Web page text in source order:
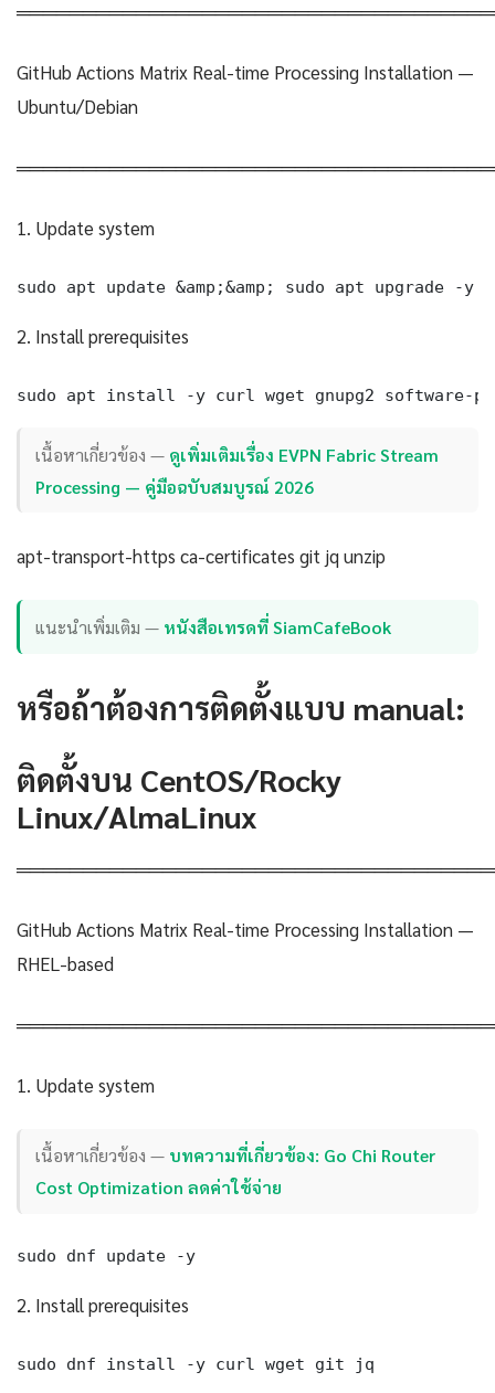
GitHub Actions Matrix Real-time Processing Installation —
Ubuntu/Debian
1. Update system
sudo apt update &amp;&amp; sudo apt upgrade -y
2. Install prerequisites
sudo apt install -y curl wget gnupg2 software-
เนื้อหาเกี่ยวข้อง — ดูเพิ่มเติมเรื่อง EVPN Fabric Stream
Processing — คู่มือฉบับสมบูรณ์ 2026
apt-transport-https ca-certificates git jq unzip
แนะนำเพิ่มเติม — หนังสือเทรดที่ SiamCafeBook
หรือถ้าต้องการติดตั้งแบบ manual:
ติดตั้งบน CentOS/Rocky
Linux/AlmaLinux
GitHub Actions Matrix Real-time Processing Installation —
RHEL-based
1. Update system
เนื้อหาเกี่ยวข้อง — บทความที่เกี่ยวข้อง: Go Chi Router
Cost Optimization ลดค่าใช้จ่าย
sudo dnf update -y
2. Install prerequisites
sudo dnf install -y curl wget git jq